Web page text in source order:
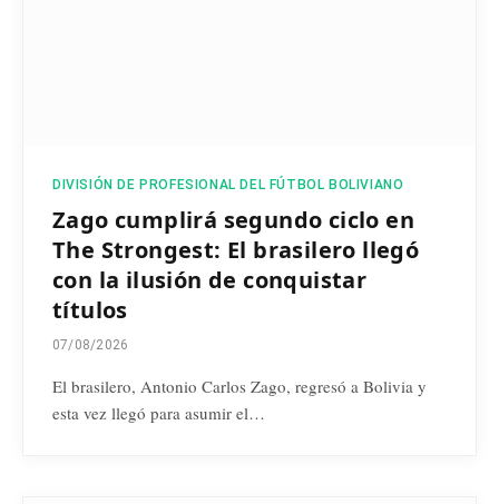
DIVISIÓN DE PROFESIONAL DEL FÚTBOL BOLIVIANO
Zago cumplirá segundo ciclo en
The Strongest: El brasilero llegó
con la ilusión de conquistar
títulos
07/08/2026
El brasilero, Antonio Carlos Zago, regresó a Bolivia y
esta vez llegó para asumir el…